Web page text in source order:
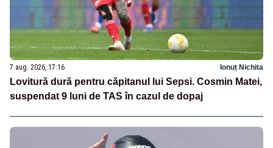
7 aug. 2026, 17:16 Ionuț Nichita
Lovitură dură pentru căpitanul lui Sepsi. Cosmin Matei,
suspendat 9 luni de TAS în cazul de dopaj